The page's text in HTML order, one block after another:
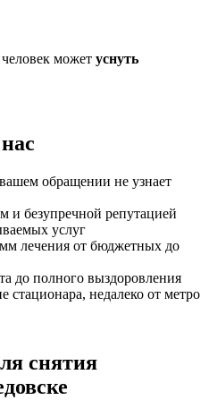
может уснуть
обращении не узнает
и безупречной репутацией
услуг
лечения от бюджетных до
до полного выздоровления
стационара, недалеко от метро
снятия